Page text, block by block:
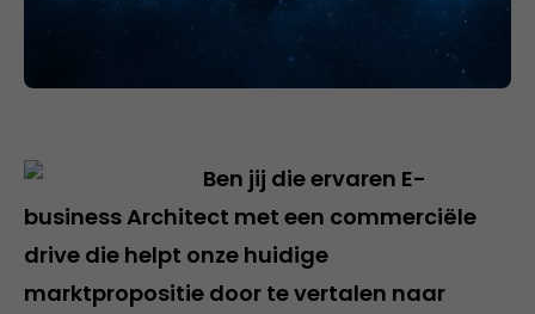
Ben jij die ervaren E-
business Architect met een commerciële
drive die helpt onze huidige
marktpropositie door te vertalen naar